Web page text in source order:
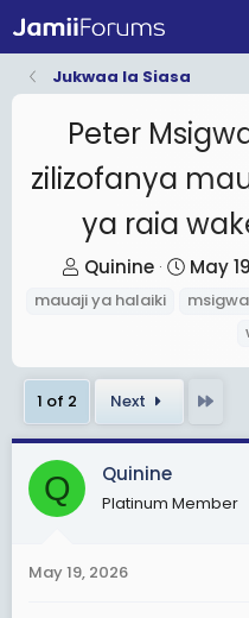
Jukwaa la Siasa
Peter
zilizofanya
ya raia
T
h
a
s
a
e
Quinine
S
t
d
a
May
mauaji ya halaiki
msigwa
1 of 2 Next
Q Quinine
Platinum Member
May 19, 2026